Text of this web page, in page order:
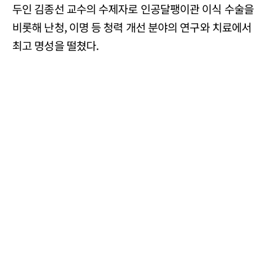
두인 김종선 교수의 수제자로 인공달팽이관 이식 수술을
비롯해 난청, 이명 등 청력 개선 분야의 연구와 치료에서
최고 명성을 떨쳤다.